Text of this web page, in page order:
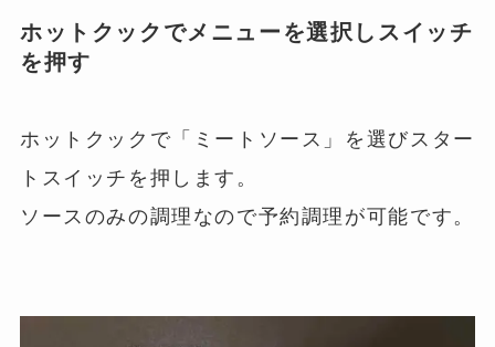
ホットクックでメニューを選択しスイッチ
を押す
ホットクックで「ミートソース」を選びスター
トスイッチを押します。
ソースのみの調理なので予約調理が可能です。